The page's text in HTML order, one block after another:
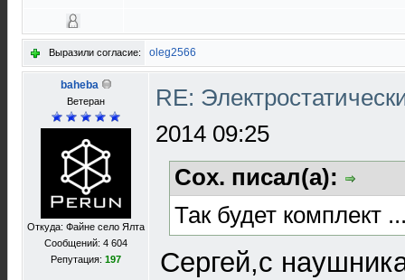
Выразили согласие: oleg2566
baheba
Ветеран
Откуда: Файне село Ялта
Сообщений: 4 604
Репутация: 197
RE:
2014 09:25
Cox. писал(а):
Так будет комплект
Сергей,с